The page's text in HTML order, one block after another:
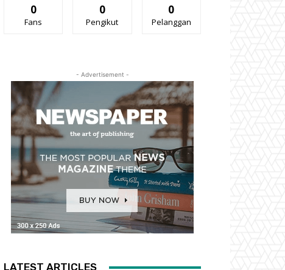
0
Fans
0
Pengikut
0
Pelanggan
- Advertisement -
LATEST ARTICLES